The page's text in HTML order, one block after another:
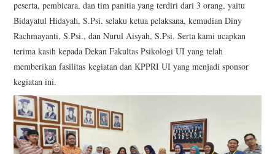
peserta, pembicara, dan tim panitia yang terdiri dari 3 orang, yaitu
Bidayatul Hidayah, S.Psi. selaku ketua pelaksana, kemudian Diny
Rachmayanti, S.Psi., dan Nurul Aisyah, S.Psi. Serta kami ucapkan
terima kasih kepada Dekan Fakultas Psikologi UI yang telah
memberikan fasilitas kegiatan dan KPPRI UI yang menjadi sponsor
kegiatan ini.